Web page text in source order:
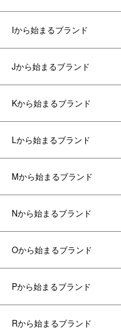
Iから始まるブランド
Jから始まるブランド
Kから始まるブランド
Lから始まるブランド
Mから始まるブランド
Nから始まるブランド
Oから始まるブランド
Pから始まるブランド
Rから始まるブランド